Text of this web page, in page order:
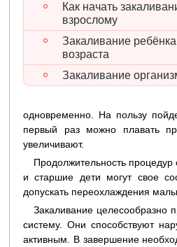
Как начать
взрослому
Закаливание
возраста
Закаливание
одновременно. На пользу
первый раз можно плавать
увеличивают.
Продолжительность
и старшие дети могут свое
допускать переохлаждения
Закаливание целесообразно
систему. Они способствуют
активным. В завершение